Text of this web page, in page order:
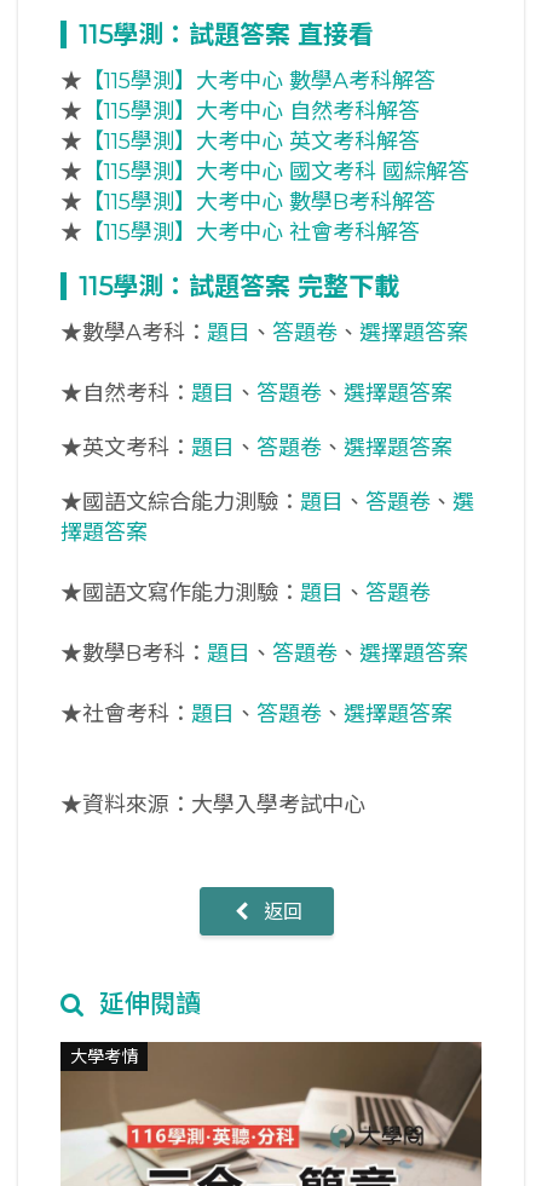
115學測：試題答案 直接看
★ 【115學測】大考中心 數學A考科解答
★ 【115學測】大考中心 自然考科解答
★ 【115學測】大考中心 英文考科解答
★ 【115學測】大考中心 國文考科 國綜解答
★ 【115學測】大考中心 數學B考科解答
★ 【115學測】大考中心 社會考科解答
115學測：試題答案 完整下載
★數學A考科： 題目 、 答題卷 、 選擇題答案
★自然考科： 題目 、 答題卷 、 選擇題答案
★英文考科： 題目 、 答題卷 、 選擇題答案
★國語文綜合能力測驗： 題目 、 答題卷 、 選
擇題答案
★國語文寫作能力測驗： 題目 、 答題卷
★數學B考科： 題目 、 答題卷 、 選擇題答案
★社會考科： 題目 、 答題卷 、 選擇題答案
★資料來源：大學入學考試中心
返回
延伸閱讀
大學考情